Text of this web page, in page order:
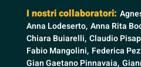
I nostri collaboratori:
Anna Lodeserto, Anna Rita
Chiara Buiarelli, Claudio
Fabio Mangolini, Federica
Gian Gaetano Pinnavaia,